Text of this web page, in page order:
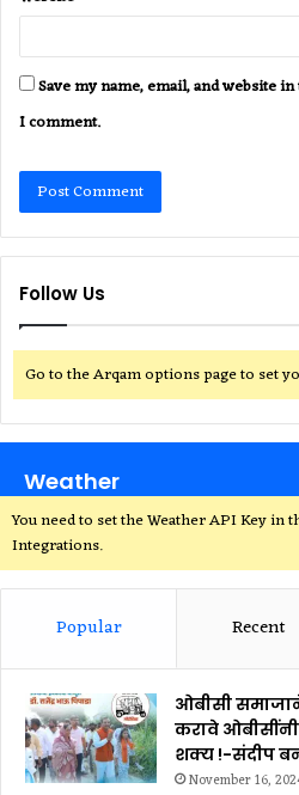
Save my name, email, and website
I comment.
Follow Us
Go to the Arqam options page to set
Weather
You need to set the Weather API Key in
Integrations.
Popular Recent
ओबीसी
करावे
शक्य !-संदीप
November 16,